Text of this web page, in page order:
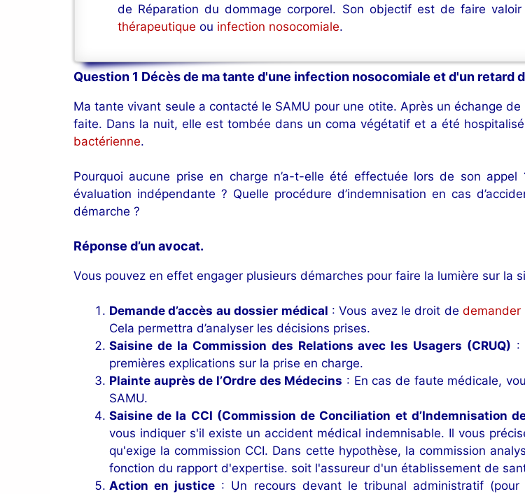
de Réparation du dommage corporel. Son objectif est de faire
thérapeutique ou infection nosocomiale.
Question 1 Décès de ma tante d'une infection nosocomiale et d'un retard
Ma tante vivant seule a contacté le SAMU pour une otite. Après un échange
faite. Dans la nuit, elle est tombée dans un coma végétatif et a été
bactérienne.
Pourquoi aucune prise en charge n’a-t-elle été effectuée lors de son
évaluation indépendante ? Quelle procédure d’indemnisation en cas
démarche ?
Réponse d’un avocat.
Vous pouvez en effet engager plusieurs démarches pour faire la lumière sur la
Demande d’accès au dossier médical : Vous avez le droit dedemander
Cela permettra d’analyser les décisions prises.
Saisine de la Commission des Relations avec les Usagers (CRUQ) :
premières explications sur la prise en charge.
Plainte auprès de l’Ordre des Médecins : En cas de faute médicale,
SAMU.
Saisine de la CCI (Commission de Conciliation et d’Indemnisation
vous indiquer s'il existe un accident médical indemnisable. Il vous
qu'exige la commission CCI. Dans cette hypothèse, la commission
fonction du rapport d'expertise. soit l'assureur d'un établissement de
Action en justice : Un recours devant le tribunal administratif